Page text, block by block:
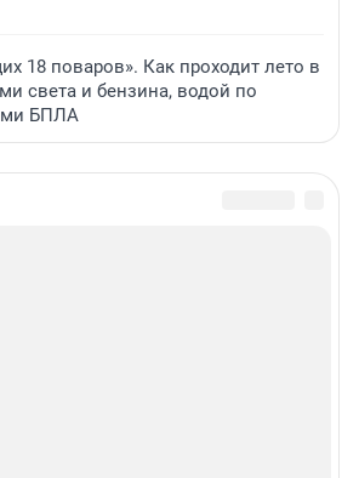
18 поваров». Как проходит лето в
света и бензина, водой по
БПЛА